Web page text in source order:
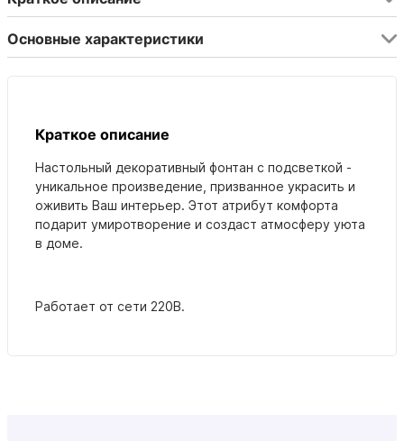
Основные характеристики
Краткое описание
Настольный декоративный фонтан с подсветкой -
уникальное произведение, призванное украсить и
оживить Ваш интерьер. Этот атрибут комфорта
подарит умиротворение и создаст атмосферу уюта
в доме.
Работает от сети 220В.